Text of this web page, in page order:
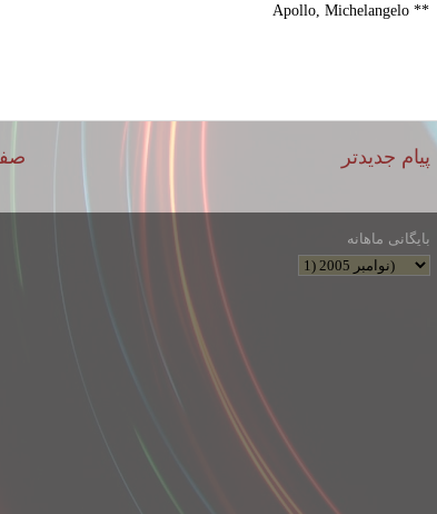
** Apollo, Michelangelo
پیام جدیدتر
بایگانی ماهانه